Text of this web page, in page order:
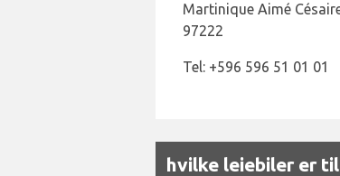
Martinique Aimé
97222
Tel: +596 596 51 01 01
hvilke leiebiler er